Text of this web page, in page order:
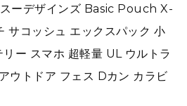
スーデザインズ Basic Pouch X-
サコッシュ エックスパック 小
ー スマホ 超軽量 UL ウルトラ
ウトドア フェス Dカン カラビ